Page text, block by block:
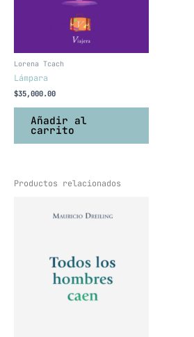
Lorena Tcach
Lámpara
$35,000.00
Añadir al
carrito
Productos relacionados